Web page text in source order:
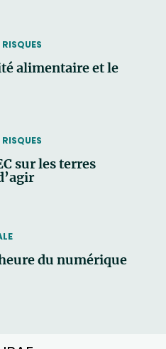
alimentaire et le
sur les terres
du numérique